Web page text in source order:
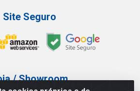
Site Seguro
/ Showroom